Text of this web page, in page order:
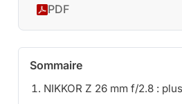
PDF
Sommaire
NIKKOR Z 26 mm f/2.8 :